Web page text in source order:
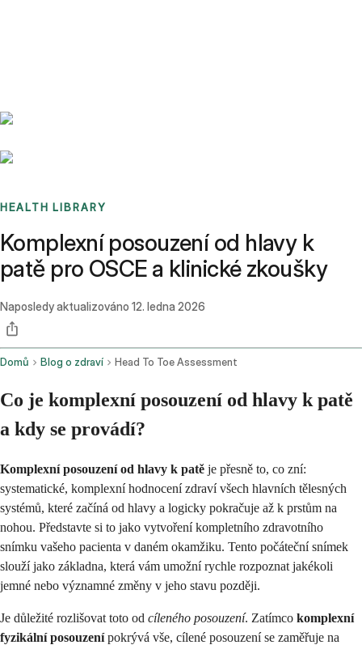
HEALTH LIBRARY
Komplexní posouzení od hlavy k
patě pro OSCE a klinické zkoušky
Naposledy aktualizováno 12. ledna 2026
Domů Blog o zdraví Head To Toe Assessment
Co je komplexní posouzení od hlavy k patě
a kdy se provádí?
Komplexní posouzení od hlavy k patě je přesně to, co zní:
systematické, komplexní hodnocení zdraví všech hlavních tělesných
systémů, které začíná od hlavy a logicky pokračuje až k prstům na
nohou. Představte si to jako vytvoření kompletního zdravotního
snímku vašeho pacienta v daném okamžiku. Tento počáteční snímek
slouží jako základna, která vám umožní rychle rozpoznat jakékoli
jemné nebo významné změny v jeho stavu později.
Je důležité rozlišovat toto od cíleného posouzení. Zatímco komplexní
fyzikální posouzenípokrývá vše, cílené posouzení se zaměřuje na